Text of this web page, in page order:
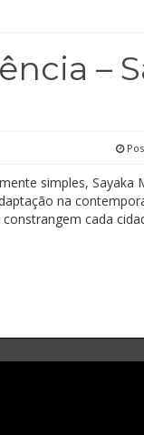
–
simples, Sayaka
na
cada